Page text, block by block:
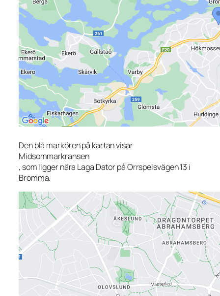
Den blå markören på kartan visar
Midsommarkransen
, som ligger nära Laga Dator på Orrspelsvägen 13 i
Bromma.